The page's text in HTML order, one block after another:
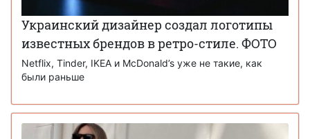
Украинский дизайнер создал логотипы
известных брендов в ретро-стиле. ФОТО
Netflix, Tinder, IKEA и McDonald’s уже не такие, как
были раньше